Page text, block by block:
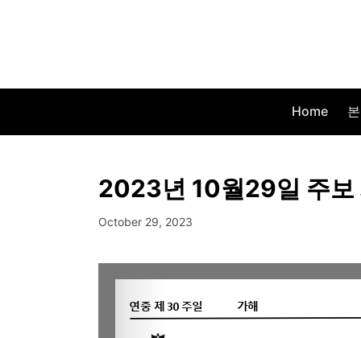
Home
2023년 10월29일 주
October 29, 2023